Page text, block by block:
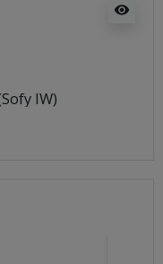
visibility
IW)